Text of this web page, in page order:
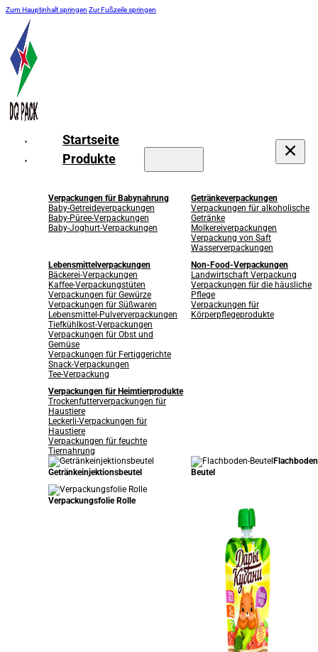
Zum Hauptinhalt springen Zur Fußzeile springen
Startseite
Produkte
Verpackungen für Babynahrung
Baby-Getreideverpackungen
Baby-Püree-Verpackungen
Baby-Joghurt-Verpackungen
Getränkeverpackungen
Verpackungen für alkoholische
Getränke
Molkereiverpackungen
Verpackung von Saft
Wasserverpackungen
Lebensmittelverpackungen
Bäckerei-Verpackungen
Kaffee-Verpackungstüten
Verpackungen für Gewürze
Verpackungen für Süßwaren
Lebensmittel-Pulververpackungen
Tiefkühlkost-Verpackungen
Verpackungen für Obst und
Gemüse
Verpackungen für Fertiggerichte
Snack-Verpackungen
Tee-Verpackung
Non-Food-Verpackungen
Landwirtschaft Verpackung
Verpackungen für die häusliche
Pflege
Verpackungen für
Körperpflegeprodukte
Verpackungen für Heimtierprodukte
Trockenfutterverpackungen für
Haustiere
Leckerli-Verpackungen für
Haustiere
Verpackungen für feuchte
Tiernahrung
Getränkeinjektionsbeutel
Beutel
Verpackungsfolie Rolle